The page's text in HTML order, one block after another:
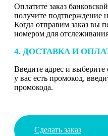
Оплатите заказ
получите подтверждение
Когда отправим заказ вы
номером для
4. ДОСТАВКА И
Введите адрес и выберите
у вас есть промокод,
промокода.
Сделать заказ